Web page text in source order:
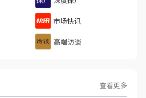
市场快讯
高端访谈
查看更多